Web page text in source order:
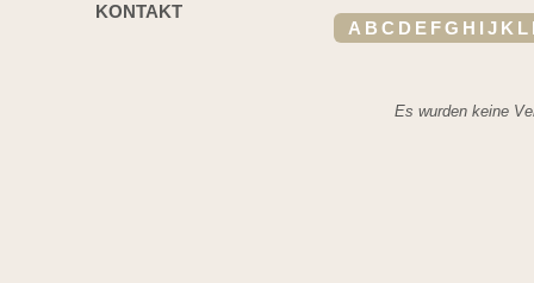
KONTAKT
A B C D E FG H I J K L
Es wurden keine